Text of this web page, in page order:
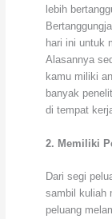
lebih
hari ini untuk
Alasannya
kamu miliki
banyak
di tempat
2. Memiliki
Dari segi
sambil kuliah
peluang